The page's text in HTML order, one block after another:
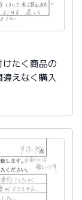
たく商品の
えなく購入
手数をかけ
24年使用し大
～くきれい
ざいました。
ネ